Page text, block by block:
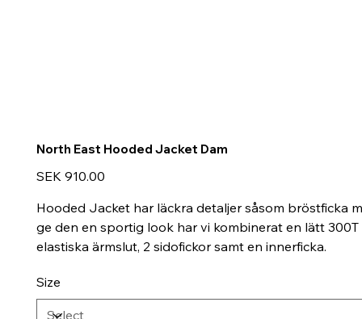
North East Hooded Jacket Dam
Price
SEK 910.00
Hooded Jacket har läckra detaljer såsom bröstficka
ge den en sportig look har vi kombinerat en lätt
elastiska ärmslut, 2 sidofickor samt en innerficka.
Size